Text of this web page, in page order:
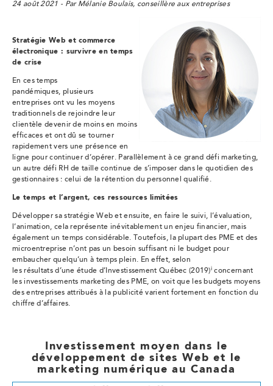
24 août 2021 - Par Mélanie Boulais, conseillère aux entreprises
Stratégie Web et commerce
électronique : survivre en temps
de crise
En ces temps
pandémiques, plusieurs
entreprises ont vu les moyens
traditionnels de rejoindre leur
clientèle devenir de moins en moins
efficaces et ont dû se tourner
rapidement vers une présence en
ligne pour continuer d’opérer. Parallèlement à ce grand défi marketing,
un autre défi RH de taille continue de s’imposer dans le quotidien des
gestionnaires : celui de la rétention du personnel qualifié.
Le temps et l’argent, ces ressources limitées
Développer sa stratégie Web et ensuite, en faire le suivi, l’évaluation,
l’animation, cela représente inévitablement un enjeu financier, mais
également un temps considérable. Toutefois, la plupart des PME et des
microentreprise n’ont pas un besoin suffisant ni le budget pour
embaucher quelqu’un à temps plein. En effet, selon
les résultats d’une étude d’Investissement Québec (2019)i concernant
les investissements marketing des PME, on voit que les budgets moyens
des entreprises attribués à la publicité varient fortement en fonction du
chiffre d’affaires.
Investissement moyen dans le
développement de sites Web et le
marketing numérique au Canada